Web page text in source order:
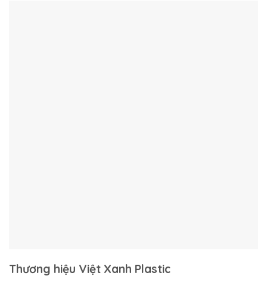
Thương hiệu Việt Xanh Plastic